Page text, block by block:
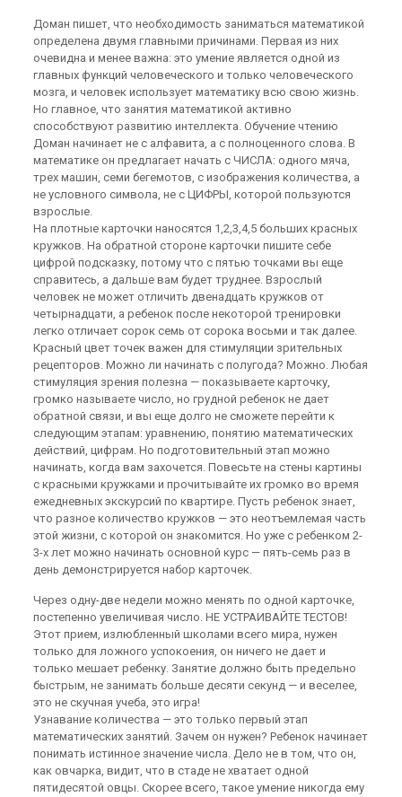
Доман пишет, что необходимость заниматься математикой
определена двумя главными причинами. Первая из них
очевидна и менее важна: это умение является одной из
главных функций человеческого и только человеческого
мозга, и человек использует математику всю свою жизнь.
Но главное, что занятия математикой активно
способствуют развитию интеллекта. Обучение чтению
Доман начинает не с алфавита, а с полноценного слова. В
математике он предлагает начать с ЧИСЛА: одного мяча,
трех машин, семи бегемотов, с изображения количества, а
не условного символа, не с ЦИФРЫ, которой пользуются
взрослые.
На плотные карточки наносятся 1,2,3,4,5 больших красных
кружков. На обратной стороне карточки пишите себе
цифрой подсказку, потому что с пятью точками вы еще
справитесь, а дальше вам будет труднее. Взрослый
человек не может отличить двенадцать кружков от
четырнадцати, а ребенок после некоторой тренировки
легко отличает сорок семь от сорока восьми и так далее.
Красный цвет точек важен для стимуляции зрительных
рецепторов. Можно ли начинать с полугода? Можно. Любая
стимуляция зрения полезна — показываете карточку,
громко называете число, но грудной ребенок не дает
обратной связи, и вы еще долго не сможете перейти к
следующим этапам: уравнению, понятию математических
действий, цифрам. Но подготовительный этап можно
начинать, когда вам захочется. Повесьте на стены картины
с красными кружками и прочитывайте их громко во время
ежедневных экскурсий по квартире. Пусть ребенок знает,
что разное количество кружков — это неотъемлемая часть
этой жизни, с которой он знакомится. Но уже с ребенком 2-
3-х лет можно начинать основной курс — пять-семь раз в
день демонстрируется набор карточек.
Через одну-две недели можно менять по одной карточке,
постепенно увеличивая число. НЕ УСТРАИВАЙТЕ ТЕСТОВ!
Этот прием, излюбленный школами всего мира, нужен
только для ложного успокоения, он ничего не дает и
только мешает ребенку. Занятие должно быть предельно
быстрым, не занимать больше десяти секунд — и веселее,
это не скучная учеба, это игра!
Узнавание количества — это только первый этап
математических занятий. Зачем он нужен? Ребенок начинает
понимать истинное значение числа. Дело не в том, что он,
как овчарка, видит, что в стаде не хватает одной
пятидесятой овцы. Скорее всего, такое умение никогда ему